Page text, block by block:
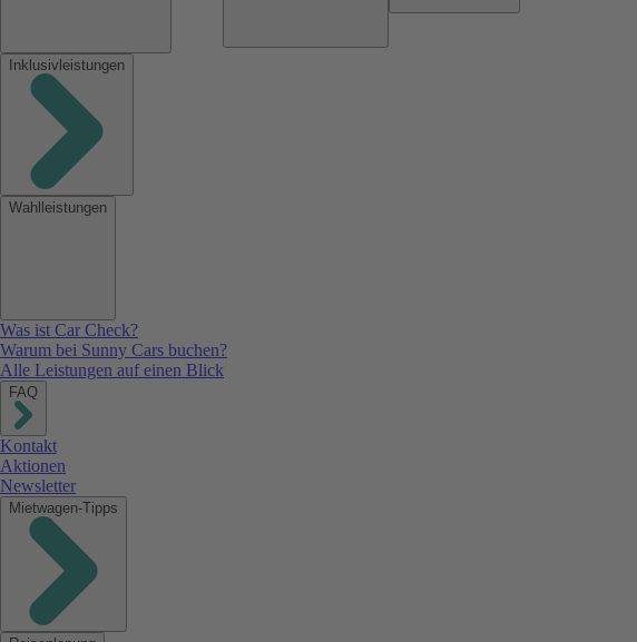
Inklusivleistungen
Wahlleistungen
Was ist Car Check?
Warum bei Sunny Cars buchen?
Alle Leistungen auf einen Blick
FAQ
Kontakt
Aktionen
Newsletter
Mietwagen-Tipps